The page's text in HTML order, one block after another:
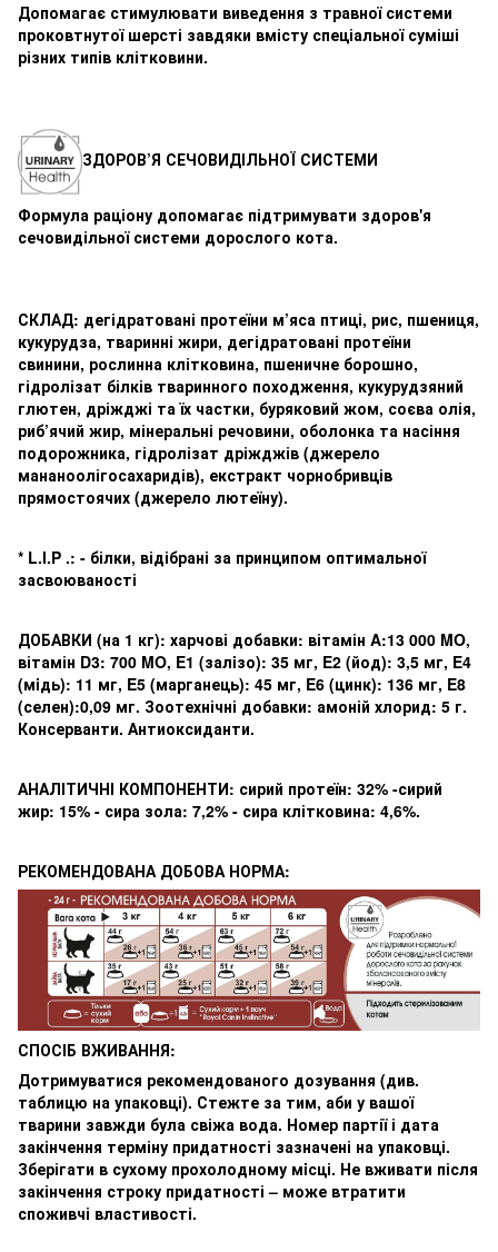
Допомагає стимулювати виведення з травної системи
проковтнутої шерсті завдяки вмісту спеціальної суміші
різних типів клітковини.
ЗДОРОВ’Я СЕЧОВИДІЛЬНОЇ СИСТЕМИ
Формула раціону допомагає підтримувати здоров'я
сечовидільної системи дорослого кота.
СКЛАД: дегідратовані протеїни м’яса птиці, рис, пшениця,
кукурудза, тваринні жири, дегідратовані протеїни
свинини, рослинна клітковина, пшеничне борошно,
гідролізат білків тваринного походження, кукурудзяний
глютен, дріжджі та їх частки, буряковий жом, соєва олія,
риб’ячий жир, мінеральні речовини, оболонка та насіння
подорожника, гідролізат дріжджів (джерело
мананоолігосахаридів), екстракт чорнобривців
прямостоячих (джерело лютеїну).
* L.I.P .: - білки, відібрані за принципом оптимальної
засвоюваності
ДОБАВКИ (на 1 кг): харчові добавки: вітамін A:13 000 MO,
вітамін D3: 700 MO, E1 (залiзо): 35 мг, E2 (йод): 3,5 мг, E4
(мiдь): 11 мг, E5 (марганець): 45 мг, E6 (цинк): 136 мг, E8
(селен):0,09 мг. Зоотехнічні добавки: амоній хлорид: 5 г.
Консерванти. Антиоксиданти.
АНАЛІТИЧНІ КОМПОНЕНТИ: сирий протеїн: 32% -сирий
жир: 15% - сира зола: 7,2% - сира клітковина: 4,6%.
РЕКОМЕНДОВАНА ДОБОВА НОРМА:
СПОСІБ ВЖИВАННЯ:
Дотримуватися рекомендованого дозування (див.
таблицю на упаковці). Стежте за тим, аби у вашої
тварини завжди була свіжа вода. Номер партії і дата
закінчення терміну придатності зазначені на упаковці.
Зберігати в сухому прохолодному мiсці. Не вживати після
закінчення строку придатності – може втратити
споживчі властивості.